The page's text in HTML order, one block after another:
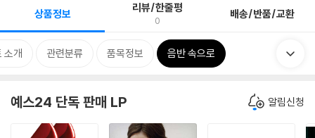
상품정보 리뷰/한줄평
0 배송/반품/교환
소개 관련분류 품목정보 음반 속으로
예스24 단독 판매 LP 알림신청